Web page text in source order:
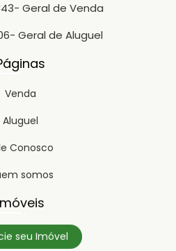
- Geral de Venda
- Geral de Aluguel
Venda
Aluguel
Conosco
somos
seu Imóvel